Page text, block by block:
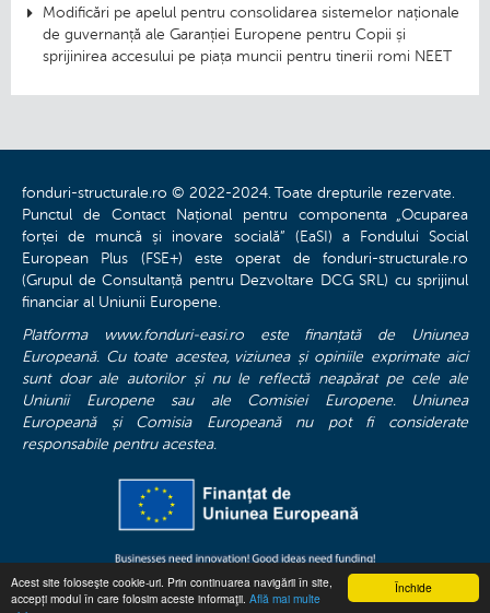
Închide
Acest site foloseşte cookie-uri. Prin continuarea navigării în site,
accepți modul în care folosim aceste informaţii. Află mai multe
Modificări pe apelul pentru consolidarea sistemelor naționale
de guvernanță ale Garanției Europene pentru Copii și
sprijinirea accesului pe piața muncii pentru tinerii romi NEET
fonduri-structurale.ro © 2022-2024. Toate drepturile rezervate.
Punctul de Contact Național pentru componenta „Ocuparea
forței de muncă și inovare socială” (EaSI) a Fondului Social
European Plus (FSE+) este operat de fonduri-structurale.ro
(Grupul de Consultanță pentru Dezvoltare DCG SRL) cu sprijinul
financiar al Uniunii Europene.
Platforma www.fonduri-easi.ro este finanțată de Uniunea
Europeană. Cu toate acestea, viziunea și opiniile exprimate aici
sunt doar ale autorilor și nu le reflectă neapărat pe cele ale
Uniunii Europene sau ale Comisiei Europene. Uniunea
Europeană și Comisia Europeană nu pot fi considerate
responsabile pentru acestea.